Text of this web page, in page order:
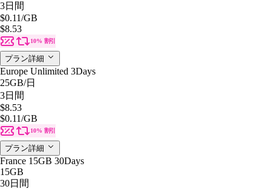
3日間
$0.11/GB
$8.53
10% 割引
プラン詳細
Europe Unlimited 3Days
25GB/日
3日間
$8.53
$0.11/GB
10% 割引
プラン詳細
France 15GB 30Days
15GB
30日間